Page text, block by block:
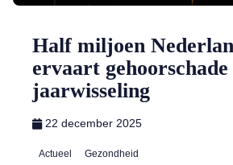
Half miljoen
ervaart
jaarwisseling
22 december 2025
Actueel Gezondheid